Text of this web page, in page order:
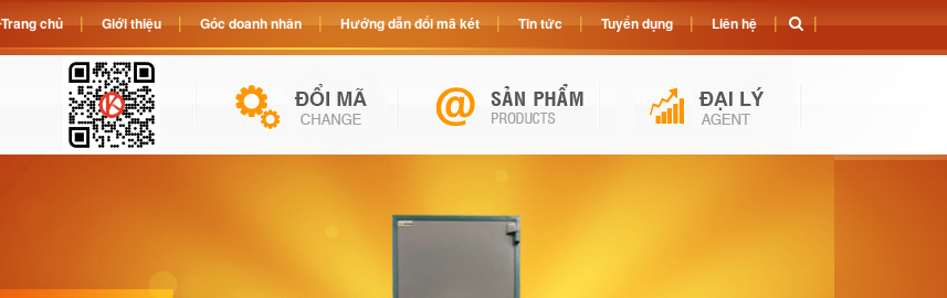
Trang chủ Giới thiệu Góc doanh nhân Hướng dẫn đổi mã két Tin tức Tuyển dụng Liên hệ